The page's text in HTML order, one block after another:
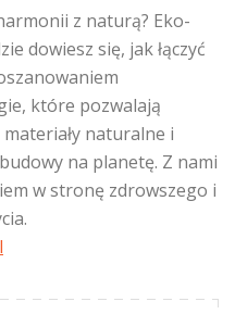
z naturą? Eko-
dowiesz się, jak łączyć
które pozwalają
naturalne i
na planetę. Z nami
w stronę zdrowszego i